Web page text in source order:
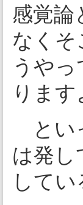
感覚論
なくそ
うや
ります
とい
は発し
してい